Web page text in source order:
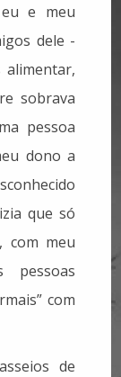
e meu
dele -
alimentar,
sobrava
pessoa
dono a
que só
com meu
pessoas
com
de